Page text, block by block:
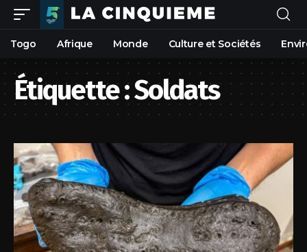
Togo Afrique Monde Culture et Sociétés
Étiquette :Soldats